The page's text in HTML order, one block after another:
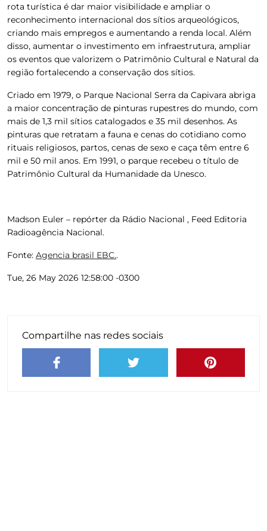
rota turística é dar maior visibilidade e ampliar o
reconhecimento internacional dos sítios arqueológicos,
criando mais empregos e aumentando a renda local. Além
disso, aumentar o investimento em infraestrutura, ampliar
os eventos que valorizem o Patrimônio Cultural e Natural da
região fortalecendo a conservação dos sítios.
Criado em 1979, o Parque Nacional Serra da Capivara abriga
a maior concentração de pinturas rupestres do mundo, com
mais de 1,3 mil sítios catalogados e 35 mil desenhos. As
pinturas que retratam a fauna e cenas do cotidiano como
rituais religiosos, partos, cenas de sexo e caça têm entre 6
mil e 50 mil anos. Em 1991, o parque recebeu o título de
Patrimônio Cultural da Humanidade da Unesco.
Madson Euler – repórter da Rádio Nacional , Feed Editoria
Radioagência Nacional.
Fonte: Agencia brasil EBC..
Tue, 26 May 2026 12:58:00 -0300
Compartilhe nas redes sociais